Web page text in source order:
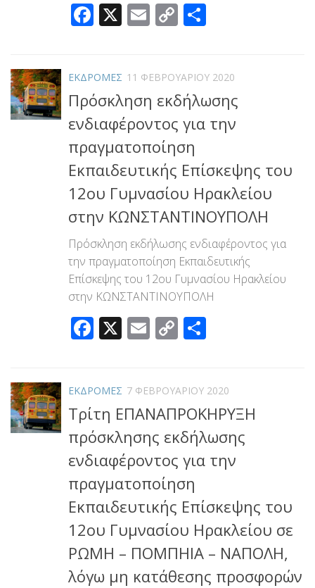
Facebook
X Email
Copy
ΕΚΔΡΟΜΕΣ 11 ΦΕΒΡΟΥΑΡΊΟΥ 2020
Πρόσκληση εκδήλωσης
ενδιαφέροντος για την
πραγματοποίηση
Εκπαιδευτικής Επίσκεψης του
12ου Γυμνασίου Ηρακλείου
στην ΚΩΝΣΤΑΝΤΙΝΟΥΠΟΛΗ
Πρόσκληση εκδήλωσης ενδιαφέροντος για
την πραγματοποίηση Εκπαιδευτικής
Επίσκεψης του 12ου Γυμνασίου Ηρακλείου
στην ΚΩΝΣΤΑΝΤΙΝΟΥΠΟΛΗ
Facebook
X Email
Copy
ΕΚΔΡΟΜΕΣ 7 ΦΕΒΡΟΥΑΡΊΟΥ 2020
Τρίτη ΕΠΑΝΑΠΡΟΚΗΡΥΞΗ
πρόσκλησης εκδήλωσης
ενδιαφέροντος για την
πραγματοποίηση
Εκπαιδευτικής Επίσκεψης του
12ου Γυμνασίου Ηρακλείου σε
ΡΩΜΗ – ΠΟΜΠΗΙΑ – ΝΑΠΟΛΗ,
λόγω μη κατάθεσης προσφορών